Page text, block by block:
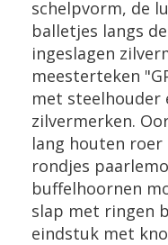
schelpvorm, de
balletjes langs de
ingeslagen
meesterteken "
met steelhouder
zilvermerken.
lang houten roer
rondjes
buffelhoornen
slap met ringen
eindstuk met